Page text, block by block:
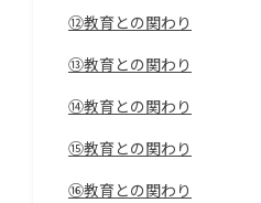
⑫教育との関わり
⑬教育との関わり
⑭教育との関わり
⑮教育との関わり
⑯教育との関わり